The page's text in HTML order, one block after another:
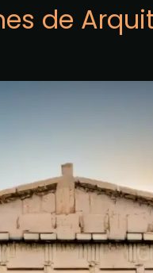
de